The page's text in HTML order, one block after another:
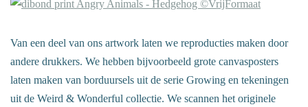
Van een deel van ons artwork laten we reproducties maken door
andere drukkers. We hebben bijvoorbeeld grote canvasposters
laten maken van borduursels uit de serie Growing en tekeningen
uit de Weird & Wonderful collectie. We scannen het originele